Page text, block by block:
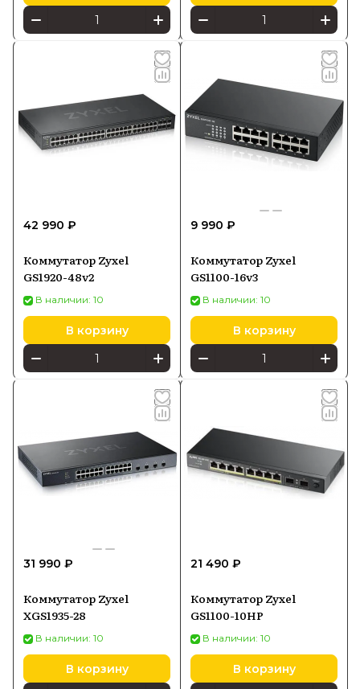
42 990 ₽
Коммутатор Zyxel
GS1920-48v2
В наличии: 10
В корзину
9 990 ₽
Коммутатор Zyxel
GS1100-16v3
В наличии: 10
В корзину
31 990 ₽
Коммутатор Zyxel
XGS1935-28
В наличии: 10
В корзину
21 490 ₽
Коммутатор Zyxel
GS1100-10HP
В наличии: 10
В корзину